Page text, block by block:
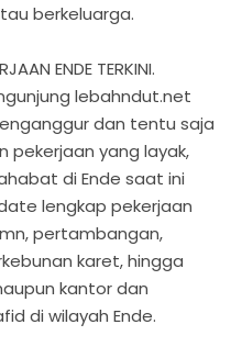
berkeluarga.
ENDE TERKINI.
lebahndut.net
dan tentu saja
yang layak,
di Ende saat ini
lengkap pekerjaan
pertambangan,
karet, hingga
kantor dan
di wilayah Ende.